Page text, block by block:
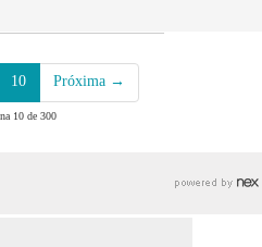
10 Próxima →
10 de 300